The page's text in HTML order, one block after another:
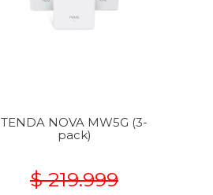
TENDA NOVA MW5G (3-
pack)
$ 219.999